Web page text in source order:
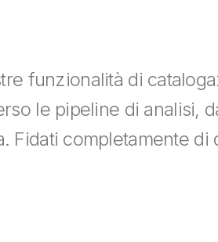
funzionalità di
le pipeline di analisi,
Fidati completamente